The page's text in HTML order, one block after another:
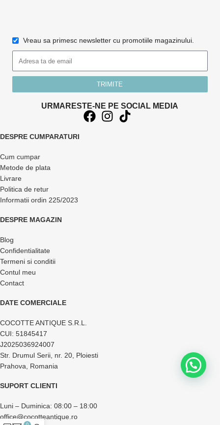
Vreau sa primesc newsletter cu promotiile magazinului.
TRIMITE
URMARESTE-NE PE SOCIAL MEDIA
DESPRE CUMPARATURI
Cum cumpar
Metode de plata
Livrare
Politica de retur
Informatii ordin 225/2023
DESPRE MAGAZIN
Blog
Confidentialitate
Termeni si conditii
Contul meu
Contact
DATE COMERCIALE
COCOTTE ANTIQUE S.R.L.
CUI: 51845417
J2025036924007
Str. Drumul Serii, nr. 20, Ploiesti
Prahova, Romania
SUPORT CLIENTI
Luni – Duminica: 08:00 – 18:00
office@cocotteantique.ro